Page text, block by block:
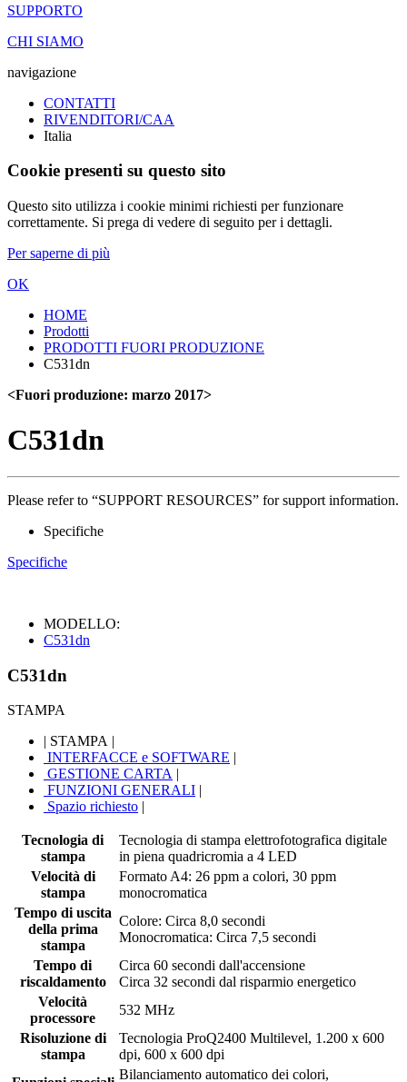
SUPPORTO
CHI SIAMO
navigazione
CONTATTI
RIVENDITORI/CAA
Italia
Cookie presenti su questo sito
Questo sito utilizza i cookie minimi richiesti per funzionare
correttamente. Si prega di vedere di seguito per i dettagli.
Per saperne di più
OK
HOME
Prodotti
PRODOTTI FUORI PRODUZIONE
C531dn
<Fuori produzione: marzo 2017>
C531dn
Please refer to “SUPPORT RESOURCES” for support information.
Specifiche
Specifiche
MODELLO:
C531dn
C531dn
STAMPA
| STAMPA |
INTERFACCE e SOFTWARE |
GESTIONE CARTA |
FUNZIONI GENERALI |
Spazio richiesto |
Tecnologia di
stampa
Tecnologia di stampa elettrofotografica digitale
in piena quadricromia a 4 LED
Velocità di
stampa
Formato A4: 26 ppm a colori, 30 ppm
monocromatica
Tempo di uscita
della prima
stampa
Colore: Circa 8,0 secondi
Monocromatica: Circa 7,5 secondi
Tempo di
riscaldamento
Circa 60 secondi dall'accensione
Circa 32 secondi dal risparmio energetico
Velocità
processore
532 MHz
Risoluzione di
stampa
Tecnologia ProQ2400 Multilevel, 1.200 x 600
dpi, 600 x 600 dpi
Bilanciamento automatico dei colori,